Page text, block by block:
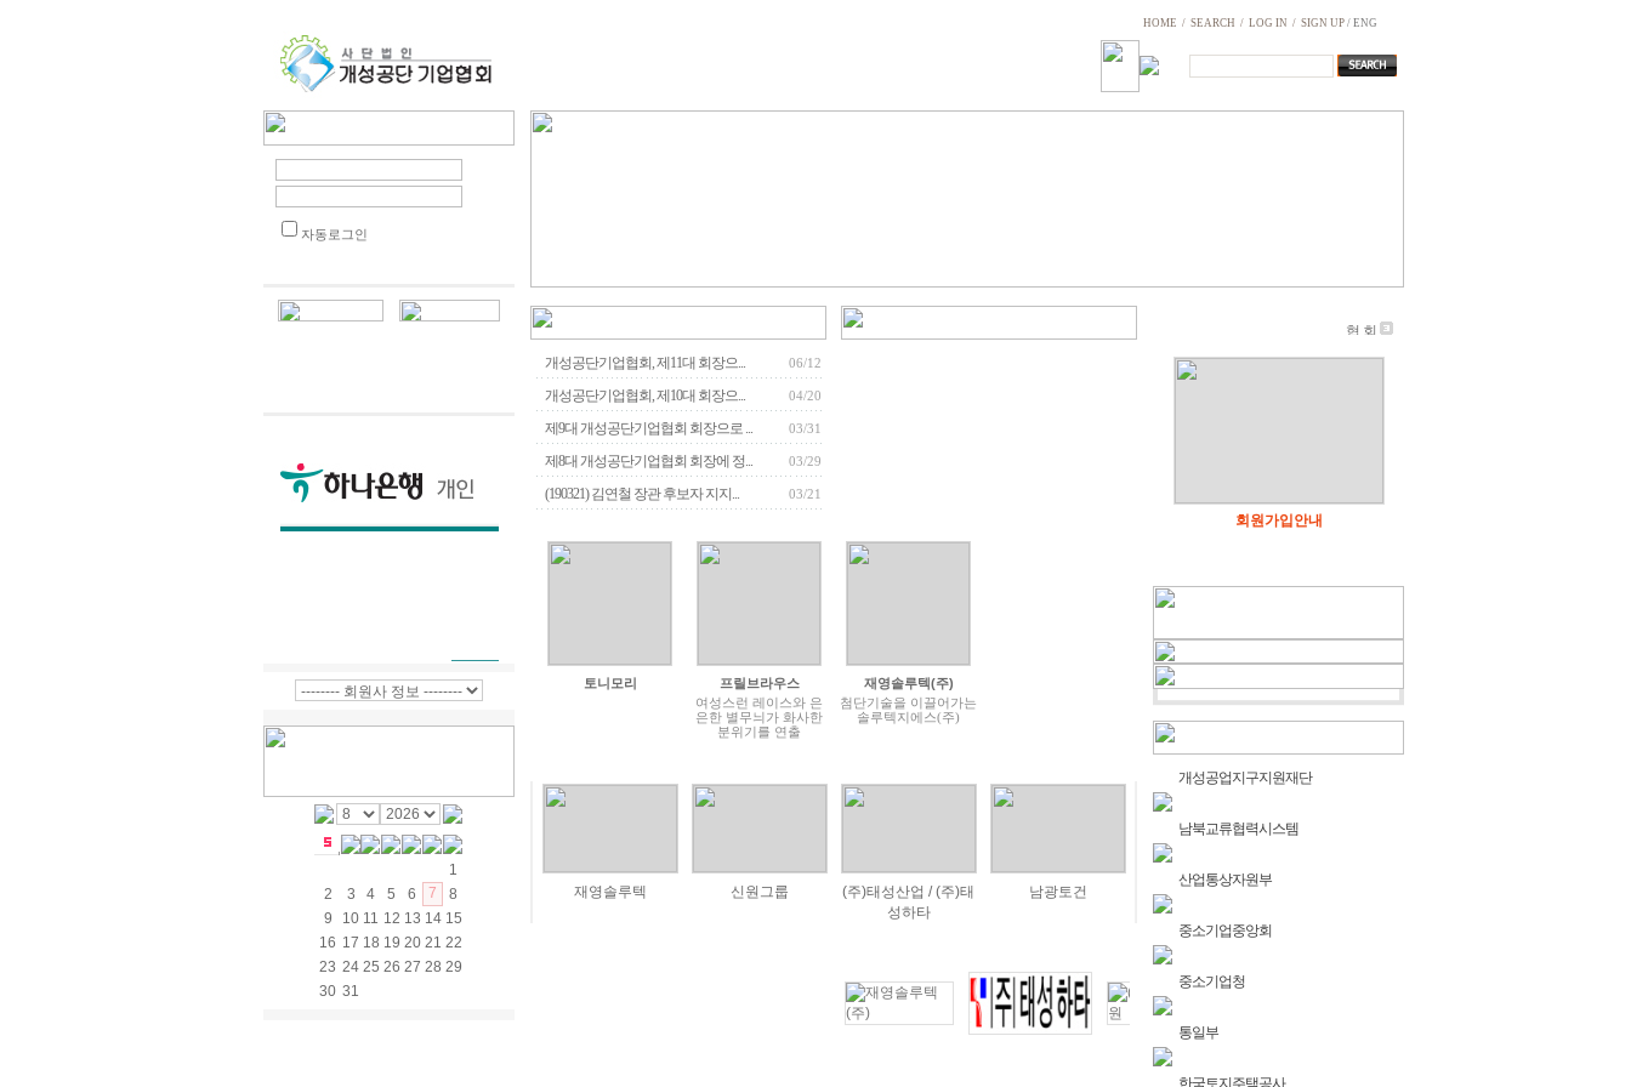
HOME / SEARCH / LOG IN / SIGN UP / ENG
자동로그인
1
2
3 4 5 6 7
8
9
10 11 12 13 14 15
16 17 18 19 20 21 22
23 24 25 26 27 28 29
30 31
개성공단기업협회, 제11대 회장으... 06/12
개성공단기업협회, 제10대 회장으... 04/20
제9대 개성공단기업협회 회장으로 ... 03/31
제8대 개성공단기업협회 회장에 정... 03/29
(190321) 김연철 장관 후보자 지지... 03/21
토니모리 프릴브라우스
여성스런 레이스와 은
은한 별무늬가 화사한
분위기를 연출
재영솔루텍(주)
첨단기술을 이끌어가는
솔루텍지에스(주)
재영솔루텍 신원그룹
(주)태성산업 / (주)태
성하타
남광토건
개성공단 기업협회 오시는길
개성공업지구지원재단
남북교류협력시스템
산업통상자원부
중소기업중앙회
중소기업청
통일부